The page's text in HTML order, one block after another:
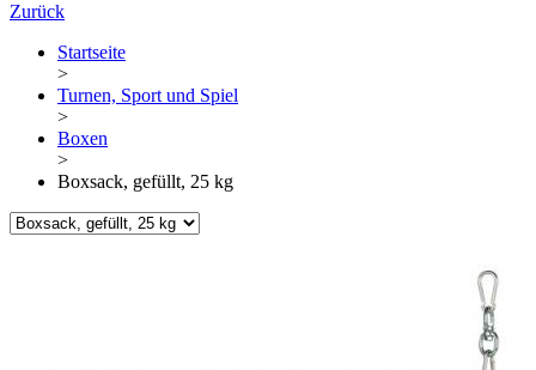
Zurück
Startseite
>
Turnen, Sport und Spiel
>
Boxen
>
Boxsack, gefüllt, 25 kg